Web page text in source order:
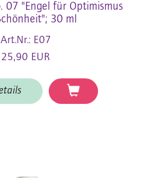
07 "Engel für Optimismus
30 ml
Art.Nr.: E07
25,90 EUR